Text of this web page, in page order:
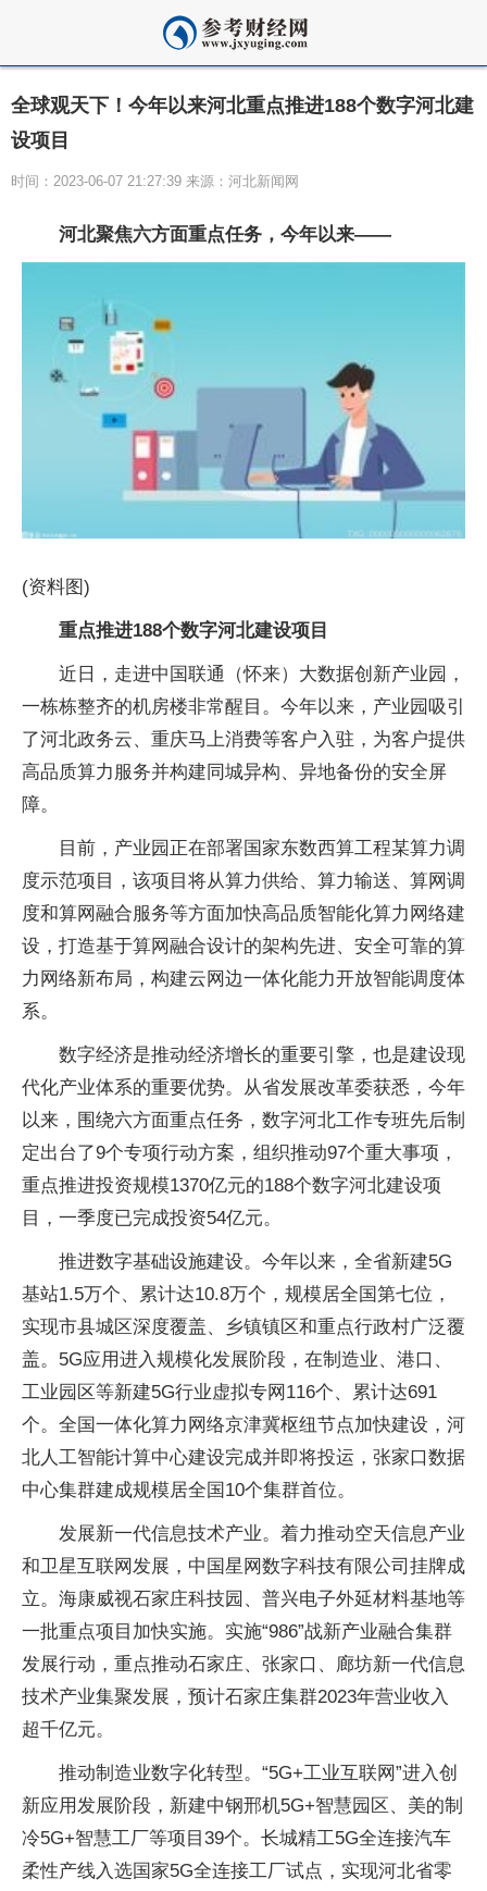
全球观天下！今年以来河北重点推进188个数字河北建
设项目
时间：2023-06-07 21:27:39 来源：河北新闻网
河北聚焦六方面重点任务，今年以来——
(资料图)
重点推进188个数字河北建设项目
近日，走进中国联通（怀来）大数据创新产业园，
一栋栋整齐的机房楼非常醒目。今年以来，产业园吸引
了河北政务云、重庆马上消费等客户入驻，为客户提供
高品质算力服务并构建同城异构、异地备份的安全屏
障。
目前，产业园正在部署国家东数西算工程某算力调
度示范项目，该项目将从算力供给、算力输送、算网调
度和算网融合服务等方面加快高品质智能化算力网络建
设，打造基于算网融合设计的架构先进、安全可靠的算
力网络新布局，构建云网边一体化能力开放智能调度体
系。
数字经济是推动经济增长的重要引擎，也是建设现
代化产业体系的重要优势。从省发展改革委获悉，今年
以来，围绕六方面重点任务，数字河北工作专班先后制
定出台了9个专项行动方案，组织推动97个重大事项，
重点推进投资规模1370亿元的188个数字河北建设项
目，一季度已完成投资54亿元。
推进数字基础设施建设。今年以来，全省新建5G
基站1.5万个、累计达10.8万个，规模居全国第七位，
实现市县城区深度覆盖、乡镇镇区和重点行政村广泛覆
盖。5G应用进入规模化发展阶段，在制造业、港口、
工业园区等新建5G行业虚拟专网116个、累计达691
个。全国一体化算力网络京津冀枢纽节点加快建设，河
北人工智能计算中心建设完成并即将投运，张家口数据
中心集群建成规模居全国10个集群首位。
发展新一代信息技术产业。着力推动空天信息产业
和卫星互联网发展，中国星网数字科技有限公司挂牌成
立。海康威视石家庄科技园、普兴电子外延材料基地等
一批重点项目加快实施。实施“986”战新产业融合集群
发展行动，重点推动石家庄、张家口、廊坊新一代信息
技术产业集聚发展，预计石家庄集群2023年营业收入
超千亿元。
推动制造业数字化转型。“5G+工业互联网”进入创
新应用发展阶段，新建中钢邢机5G+智慧园区、美的制
冷5G+智慧工厂等项目39个。长城精工5G全连接汽车
柔性产线入选国家5G全连接工厂试点，实现河北省零